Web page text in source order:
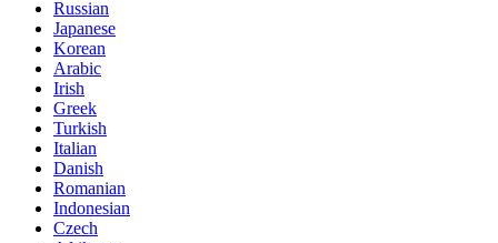
Russian
Japanese
Korean
Arabic
Irish
Greek
Turkish
Italian
Danish
Romanian
Indonesian
Czech